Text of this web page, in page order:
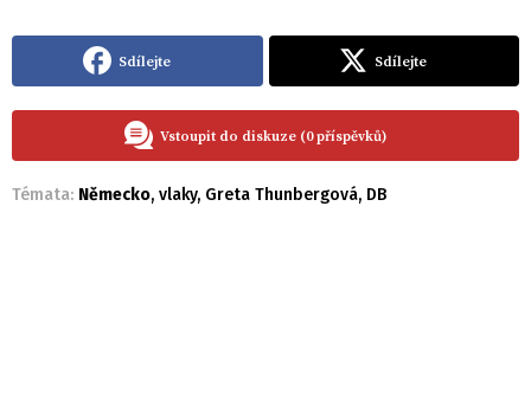
Sdílejte Sdílejte
Vstoupit do diskuze (0 příspěvků)
Témata: Německo, vlaky, Greta Thunbergová, DB